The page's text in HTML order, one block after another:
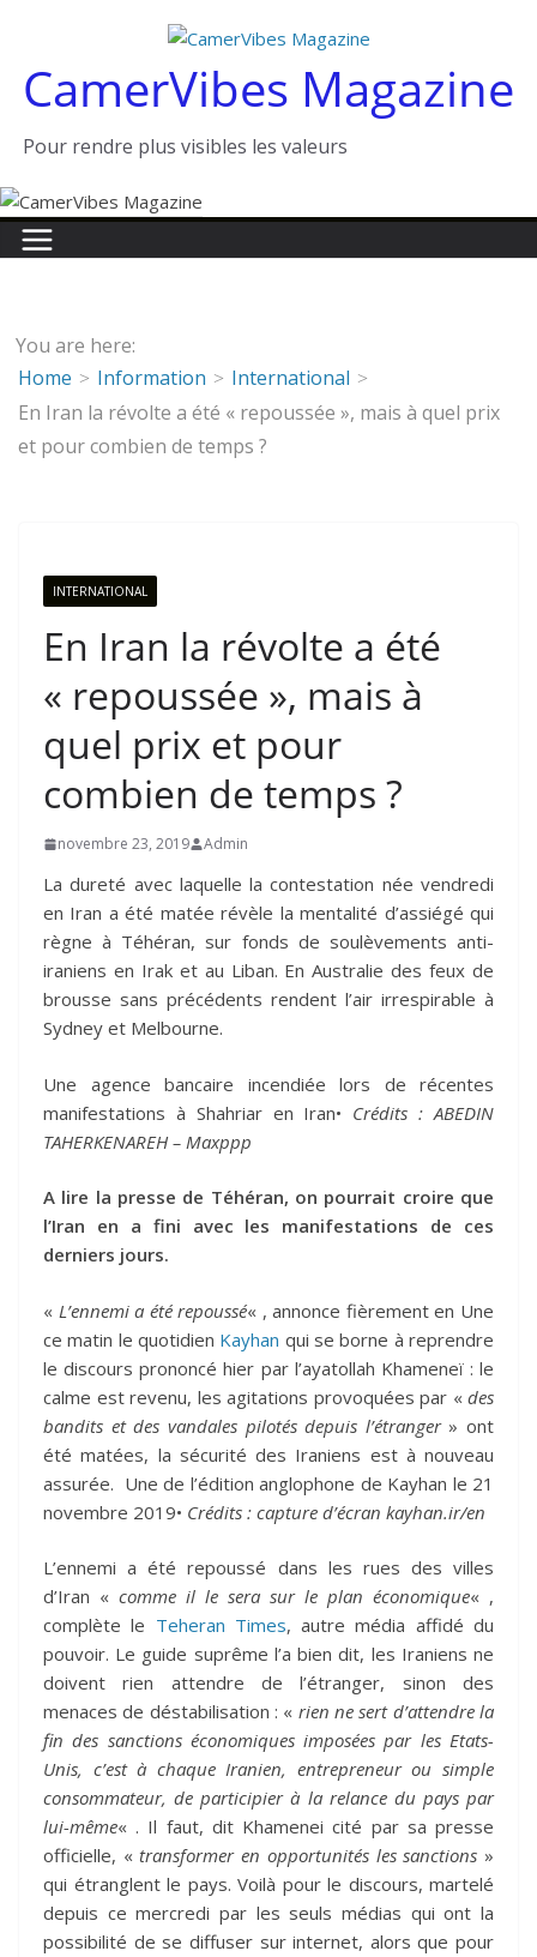
contenuCamerVibes Magazine
Pour rendre plus visibles les valeurs
You are here:
Home
Information
International
En Iran la révolte a été « repoussée », mais à quel prix
et pour combien de temps ?
INTERNATIONAL
En Iran la révolte a été
« repoussée », mais à
quel prix et pour
combien de temps ?
novembre 23, 2019 Admin
La dureté avec laquelle la contestation née vendredi
en Iran a été matée révèle la mentalité d’assiégé qui
règne à Téhéran, sur fonds de soulèvements anti-
iraniens en Irak et au Liban. En Australie des feux de
brousse sans précédents rendent l’air irrespirable à
Sydney et Melbourne.
Une agence bancaire incendiée lors de récentes
manifestations à Shahriar en Iran• Crédits : ABEDIN
TAHERKENAREH – Maxppp
A lire la presse de Téhéran, on pourrait croire que
l’Iran en a fini avec les manifestations de ces
derniers jours.
« L’ennemi a été repoussé« , annonce fièrement en Une
ce matin le quotidien Kayhan qui se borne à reprendre
le discours prononcé hier par l’ayatollah Khameneï : le
calme est revenu, les agitations provoquées par « des
bandits et des vandales pilotés depuis l’étranger» ont
été matées, la sécurité des Iraniens est à nouveau
assurée. Une de l’édition anglophone de Kayhan le 21
novembre 2019• Crédits : capture d’écran kayhan.ir/en
L’ennemi a été repoussé dans les rues des villes
d’Iran « comme il le sera sur le plan économique« ,
complète le Teheran Times, autre média affidé du
pouvoir. Le guide suprême l’a bien dit, les Iraniens ne
doivent rien attendre de l’étranger, sinon des
menaces de déstabilisation : « rien ne sert d’attendre la
fin des sanctions économiques imposées par les Etats-
Unis, c’est à chaque Iranien, entrepreneur ou simple
consommateur, de participier à la relance du pays par
lui-même« . Il faut, dit Khamenei cité par sa presse
officielle, «transformer en opportunités les sanctions »
qui étranglent le pays. Voilà pour le discours, martelé
depuis ce mercredi par les seuls médias qui ont la
possibilité de se diffuser sur internet, alors que pour